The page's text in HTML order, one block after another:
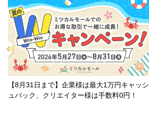
【8月31日まで】企業様は最大1万円キャッシ
ュバック、クリエイター様は手数料0円！